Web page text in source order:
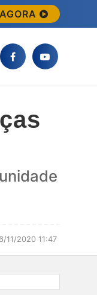
11/2020 11:47